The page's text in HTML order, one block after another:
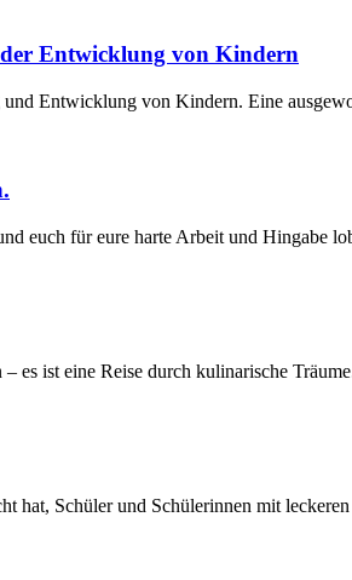
der Entwicklung von Kindern
Entwicklung von Kindern. Eine
euch für eure harte Arbeit und Hingabe
es ist eine Reise durch kulinarische
hat, Schüler und Schülerinnen mit